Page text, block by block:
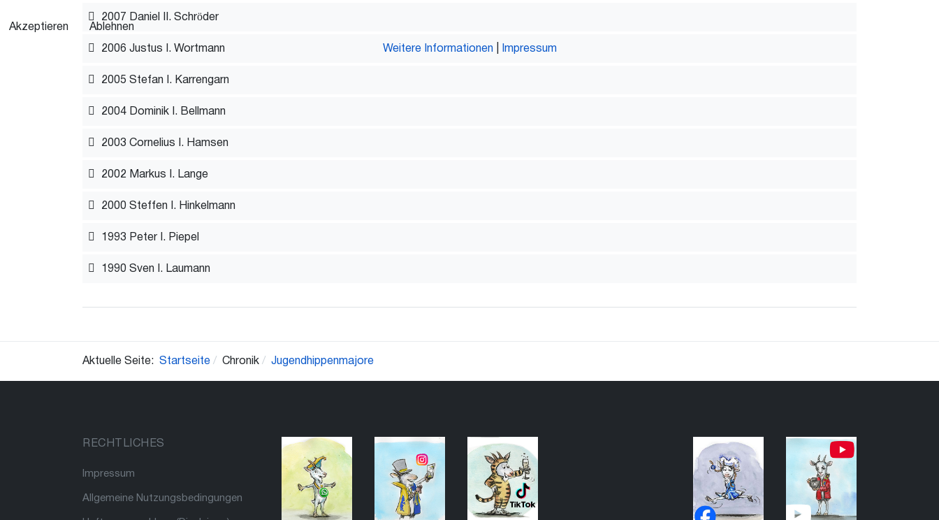
2007 Daniel II. Schröder
2006 Justus I. Wortmann
2005 Stefan I. Karrengarn
2004 Dominik I. Bellmann
2003 Cornelius I. Hamsen
2002 Markus I. Lange
2000 Steffen I. Hinkelmann
1993 Peter I. Piepel
1990 Sven I. Laumann
Aktuelle Seite: Startseite Chronik Jugendhippenmajore
RECHTLICHES
Impressum
Allgemeine Nutzungsbedingungen
Akzeptieren Ablehnen
Weitere Informationen| Impressum